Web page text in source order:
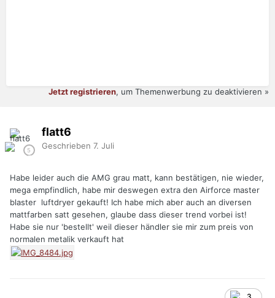
Jetzt registrieren, um Themenwerbung zu deaktivieren »
flatt6
Geschrieben 7. Juli
Habe leider auch die AMG grau matt, kann bestätigen, nie wieder,
mega empfindlich, habe mir deswegen extra den Airforce master
blaster luftdryer gekauft! Ich habe mich aber auch an diversen
mattfarben satt gesehen, glaube dass dieser trend vorbei ist!
Habe sie nur 'bestellt' weil dieser händler sie mir zum preis von
normalen metalik verkauft hat
3